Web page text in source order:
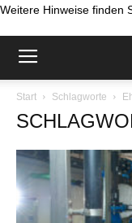
Weitere Hinweise finden
Start Schlagworte